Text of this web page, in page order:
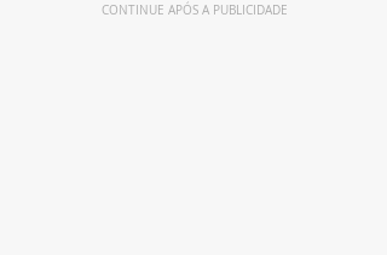
CONTINUE APÓS A PUBLICIDADE